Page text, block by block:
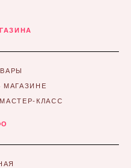
МАГАЗИНЕ
КЛАСС